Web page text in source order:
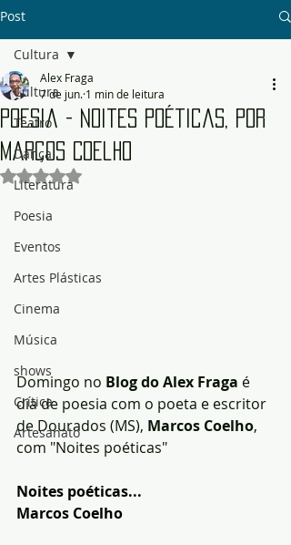
Post
Cultura
Teatro
Dança
Literatura
Poesia
Eventos
Artes Plásticas
Cinema
Música
shows
Crítica
Artesanato
Cultura
Poesia - Noites poéticas, por
Marcos Coelho
Alex Fraga
7 de jun. 1 min de leitura
Avaliado com NaN de 5 estrelas.
Domingo no Blog do Alex Fraga é
dia de poesia com o poeta e escritor
de Dourados (MS), Marcos Coelho,
com "Noites poéticas"
Noites poéticas...
Marcos Coelho